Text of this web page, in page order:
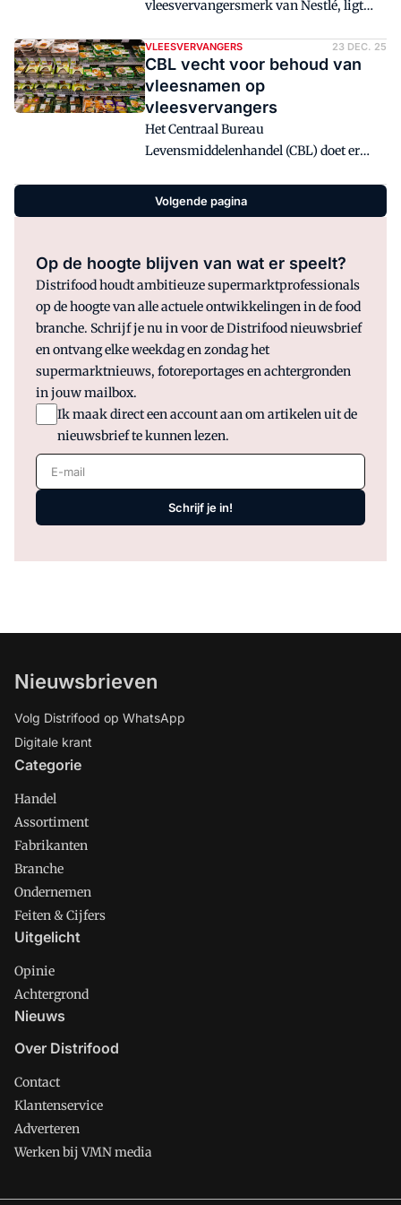
torenhoog bleef.
vleesvervangersmerk van Nestlé, ligt
Een woordvoerder van Albert Heijn zegt
dat het bedrijf 'in goed overleg met
Nestlé' heeft besloten om Garden
Gourmet uit te faseren 'per eind vorig
jaar'.
VLEESVERVANGERS 23 DEC. 25
CBL vecht voor behoud van
vleesnamen op
vleesvervangers
Het Centraal Bureau
Levensmiddelenhandel (CBL) doet er
ban komt op het gebruik van
vleesnamen voor vleesalternatieven. Het
voor, maar dat stuit op veel weerstand.
Volgende pagina
Op de hoogte blijven van wat er speelt?
Distrifood houdt ambitieuze supermarktprofessionals
op de hoogte van alle actuele ontwikkelingen in de food
branche. Schrijf je nu in voor de Distrifood nieuwsbrief
en ontvang elke weekdag en zondag het
supermarktnieuws, fotoreportages en achtergronden
in jouw mailbox.
Ik maak direct een account aan om artikelen uit de
nieuwsbrief te kunnen lezen.
E-mail
Schrijf je in!
Nieuwsbrieven
Volg Distrifood op WhatsApp
Digitale krant
Categorie
Handel
Assortiment
Fabrikanten
Branche
Ondernemen
Feiten & Cijfers
Uitgelicht
Opinie
Achtergrond
Nieuws
Over Distrifood
Contact
Klantenservice
Adverteren
Werken bij VMN media